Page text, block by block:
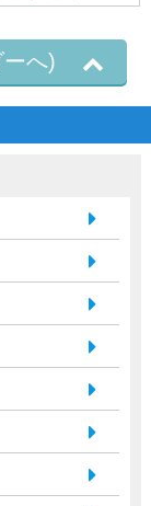
へ)